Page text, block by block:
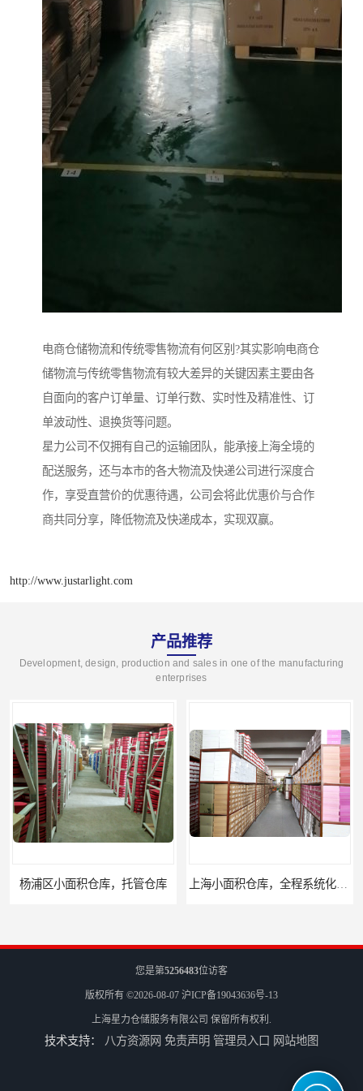
电商仓储物流和传统零售物流有何区别?其实影响电商仓
储物流与传统零售物流有较大差异的关键因素主要由各
自面向的客户订单量、订单行数、实时性及精准性、订
单波动性、退换货等问题。
星力公司不仅拥有自己的运输团队，能承接上海全境的
配送服务，还与本市的各大物流及快递公司进行深度合
作，享受直营价的优惠待遇，公司会将此优惠价与合作
商共同分享，降低物流及快递成本，实现双赢。
http://www.justarlight.com
产品推荐
Development, design, production and sales in one of the manufacturing
enterprises
上海小面积仓库，全程系统化管理
浦东新区小面积仓库，电商托管仓库
您是第5256483位访客
版权所有 ©2026-08-07 沪ICP备19043636号-13
上海星力仓储服务有限公司 保留所有权利.
技术支持： 八方资源网 免责声明 管理员入口 网站地图